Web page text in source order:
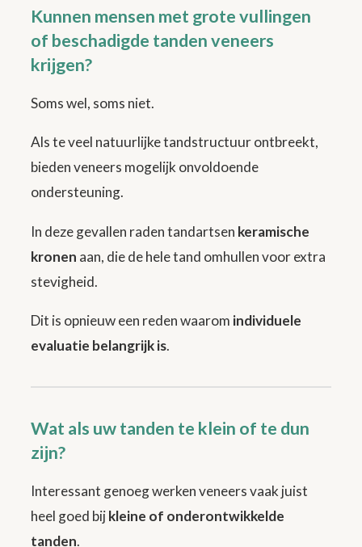
Kunnen mensen met grote vullingen
of beschadigde tanden veneers
krijgen?
Soms wel, soms niet.
Als te veel natuurlijke tandstructuur ontbreekt,
bieden veneers mogelijk onvoldoende
ondersteuning.
In deze gevallen raden tandartsen keramische
kronen aan, die de hele tand omhullen voor extra
stevigheid.
Dit is opnieuw een reden waarom individuele
evaluatie belangrijk is.
Wat als uw tanden te klein of te dun
zijn?
Interessant genoeg werken veneers vaak juist
heel goed bijkleine of onderontwikkelde
tanden.